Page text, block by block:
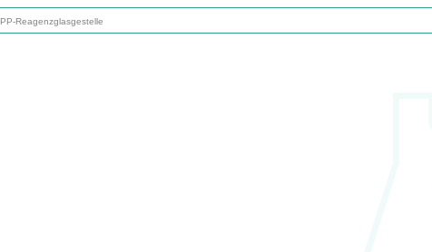
PP-Reagenzglasgestelle